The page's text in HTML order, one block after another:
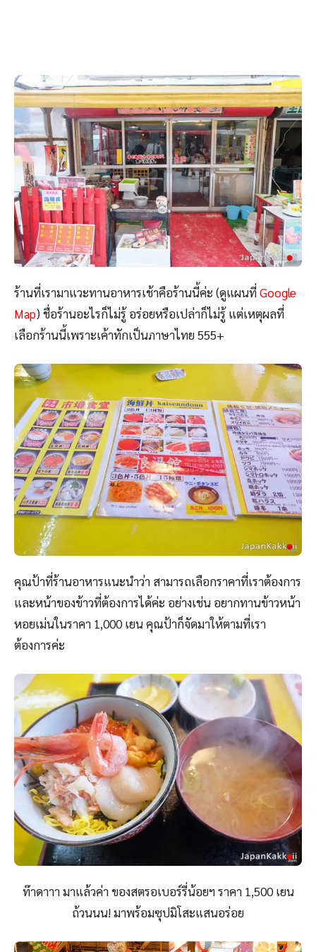
ร้านที่เรามาแวะทานอาหารเช้าคือร้านนี้ค่ะ (ดูแผนที่Google
Map) ชื่อร้านอะไรก็ไม่รู้ อร่อยหรือเปล่าก็ไม่รู้ แต่เหตุผลที่
เลือกร้านนี้เพราะเค้าทักเป็นภาษาไทย 555+
คุณป้าที่ร้านอาหารแนะนำว่า สามารถเลือกราคาที่เราต้องการ
และหน้าของข้าวที่ต้องการได้ค่ะ อย่างเช่น อยากทานข้าวหน้า
หอยเม่นในราคา 1,000 เยน คุณป้าก็จัดมาให้ตามที่เรา
ต้องการค่ะ
ท๊าดาาา มาแล้วค่า ของสตรอเบอร์รี่น้อยฯ ราคา 1,500 เยน
ถ้วนนน! มาพร้อมซุปมิโสะแสนอร่อย